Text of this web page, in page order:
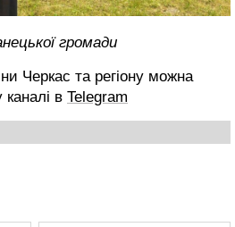
громади
Черкас та регіону можна
в Telegram